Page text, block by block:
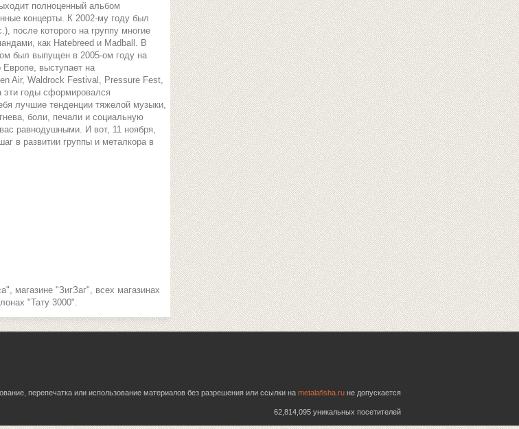
полноценный альбом
концерты. К 2002-му году был
после которого на группу многие
как Hatebreed и Madball. В
был выпущен в 2005-ом году на
Европе, выступает на
Air, Waldrock Festival, Pressure Fest,
эти годы сформировался
лучшие тенденции тяжелой музыки,
боли, печали и социальную
равнодушными. И вот, 11 ноября,
в развитии группы и металкора в
магазине "ЗигЗаг", всех магазинах
"Тату 3000".
перепечатка или использование материалов без разрешения или ссылки на metalafisha.ru не допускается
62,814,095 уникальных посетителей